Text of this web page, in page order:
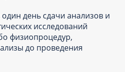
день сдачи анализов и
исследований
физиопроцедур,
до проведения